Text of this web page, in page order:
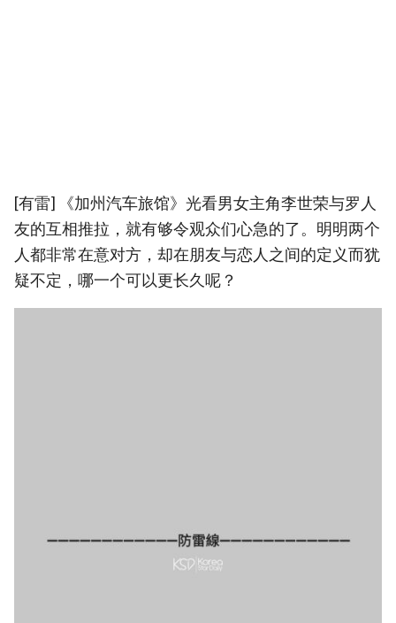
[有雷] 《加州汽车旅馆》光看男女主角李世荣与罗人
友的互相推拉，就有够令观众们心急的了。明明两个
人都非常在意对方，却在朋友与恋人之间的定义而犹
疑不定，哪一个可以更长久呢？